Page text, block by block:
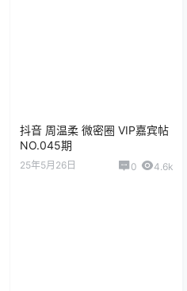
抖音 周温柔 微密圈 VIP嘉宾帖
NO.045期
25年5月26日 0 4.6k